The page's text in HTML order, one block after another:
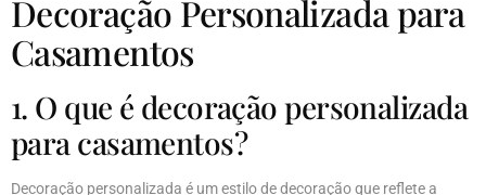
Decoração Personalizada para
Casamentos
1. O que é decoração personalizada
para casamentos?
Decoração personalizada é um estilo de decoração que reflete a